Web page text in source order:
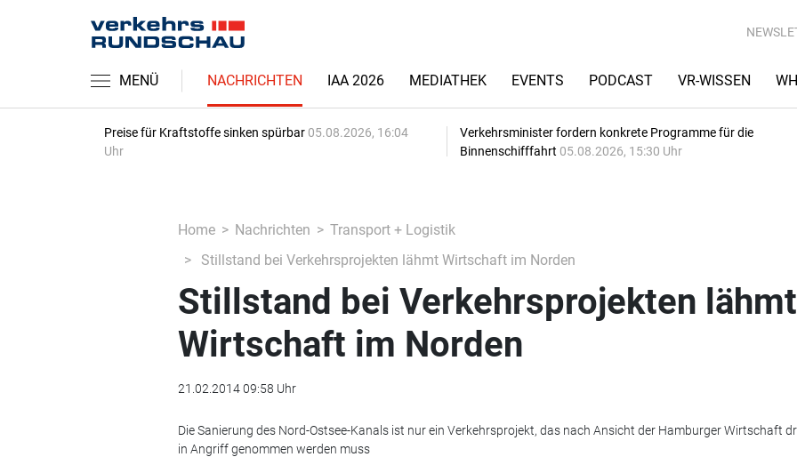
MENÜ NACHRICHTEN IAA 2026 MEDIATHEK EVENTS PODCAST VR-WISSEN
Preise für Kraftstoffe sinken spürbar 05.08.2026, 16:04
Uhr
Verkehrsminister fordern konkrete Programme für die
Binnenschifffahrt 05.08.2026, 15:30 Uhr
Home Nachrichten
Transport + Logistik
Stillstand bei Verkehrsprojekten lähmt Wirtschaft im Norden
Stillstand bei Verkehrsprojekten lähmt
Wirtschaft im Norden
21.02.2014 09:58 Uhr
Die Sanierung des Nord-Ostsee-Kanals ist nur ein Verkehrsprojekt, das nach Ansicht der Hamburger Wirtschaft
in Angriff genommen werden muss